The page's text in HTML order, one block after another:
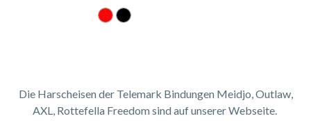
Die Harscheisen der Telemark Bindungen Meidjo, Outlaw,
AXL, Rottefella Freedom sind auf unserer Webseite.